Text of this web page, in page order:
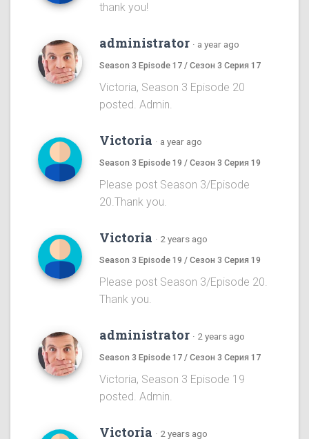
thank you!
administrator · a year ago
Season 3 Episode 17 / Сезон 3 Серия 17
Victoria, Season 3 Episode 20
posted. Admin.
Victoria · a year ago
Season 3 Episode 19 / Сезон 3 Серия 19
Please post Season 3/Episode
20.Thank you.
Victoria · 2 years ago
Season 3 Episode 19 / Сезон 3 Серия 19
Please post Season 3/Episode 20.
Thank you.
administrator · 2 years ago
Season 3 Episode 17 / Сезон 3 Серия 17
Victoria, Season 3 Episode 19
posted. Admin.
Victoria · 2 years ago